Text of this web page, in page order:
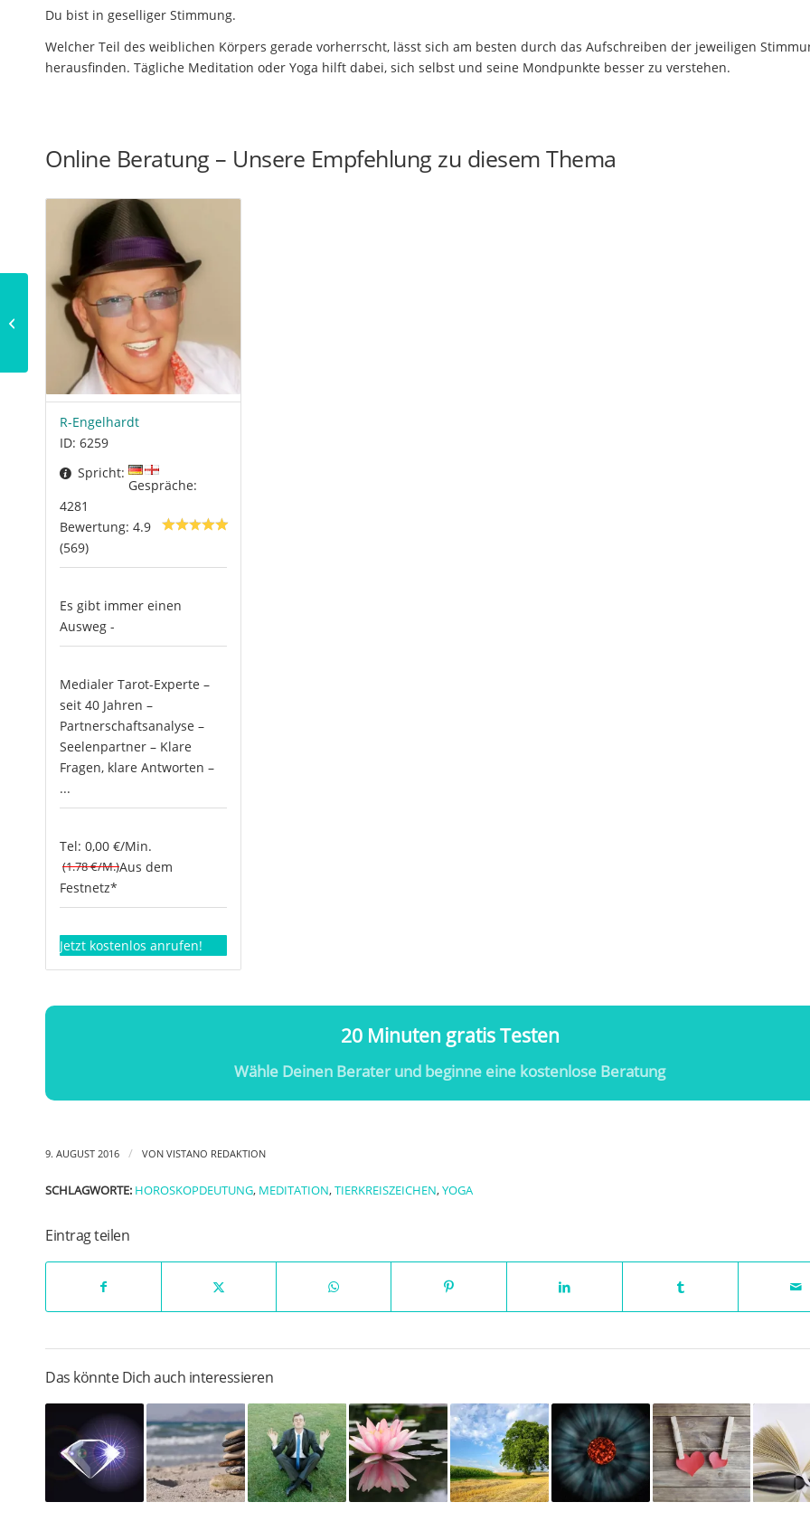
Du bist in geselliger Stimmung.
Welcher Teil des weiblichen Körpers gerade vorherrscht, lässt sich am besten durch das Aufschreiben der jeweiligen
herausfinden. Tägliche Meditation oder Yoga hilft dabei, sich selbst und seine Mondpunkte besser zu verstehen.
Online Beratung – Unsere Empfehlung zu diesem Thema
R-Engelhardt
ID: 6259
Spricht:
Gespräche:
4281
Bewertung: 4.9
(569)
Es gibt immer einen
Ausweg -
Medialer Tarot-Experte –
seit 40 Jahren –
Partnerschaftsanalyse –
Seelenpartner – Klare
Fragen, klare Antworten –
...
Tel: 0,00 €/Min.
(1.78 €/M.)Aus dem
Festnetz*
Jetzt kostenlos anrufen!
20 Minuten gratis Testen
Wähle Deinen Berater und beginne eine kostenlose Beratung
9. AUGUST 2016 / VON VISTANO REDAKTION
SCHLAGWORTE: HOROSKOPDEUTUNG, MEDITATION,TIERKREISZEICHEN,YOGA
Eintrag teilen
Das könnte Dich auch interessieren
Traumdeutung:
Schildkröte